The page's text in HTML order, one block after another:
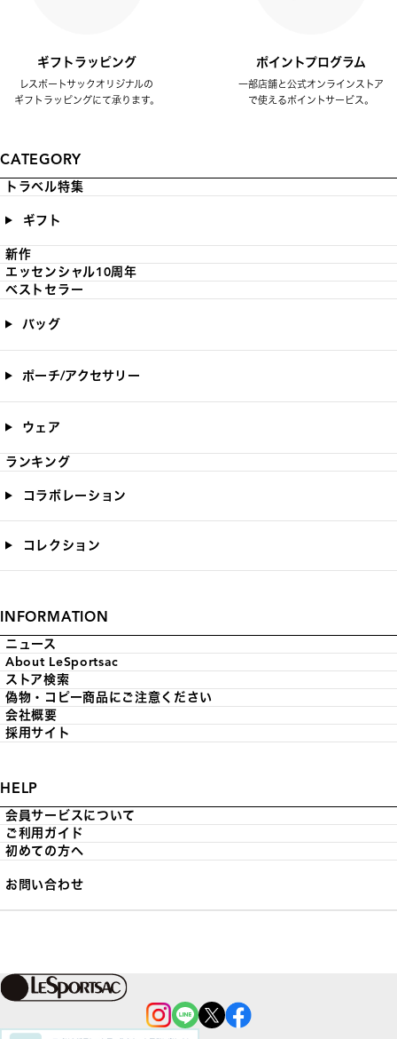
ギフトラッピング
レスポートサックオリジナルの
ギフトラッピングにて承ります。
ポイントプログラム
一部店舗と公式オンラインストア
で使えるポイントサービス。
CATEGORY
トラベル特集
ギフト
新作
エッセンシャル10周年
ベストセラー
バッグ
ポーチ/アクセサリー
ウェア
ランキング
コラボレーション
コレクション
INFORMATION
ニュース
About LeSportsac
ストア検索
偽物・コピー商品にご注意ください
会社概要
採用サイト
HELP
会員サービスについて
ご利用ガイド
初めての方へ
お問い合わせ